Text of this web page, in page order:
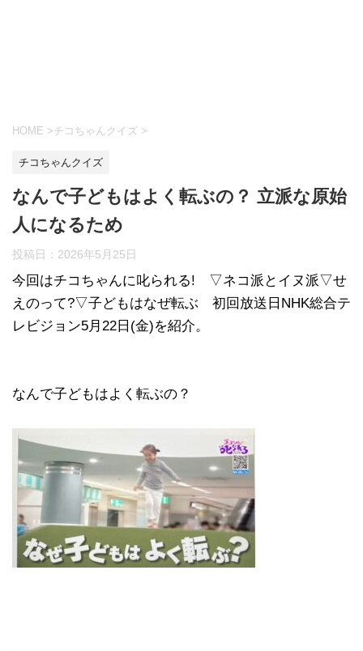
HOME >チコちゃんクイズ >
チコちゃんクイズ
なんで子どもはよく転ぶの？ 立派な原始
人になるため
投稿日： 2026年5月25日
今回はチコちゃんに叱られる! ▽ネコ派とイヌ派▽せ
えのって?▽子どもはなぜ転ぶ 初回放送日NHK総合テ
レビジョン5月22日(金)を紹介。
なんで子どもはよく転ぶの？